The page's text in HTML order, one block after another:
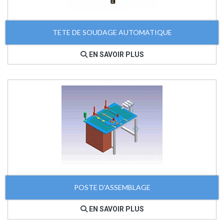
TETE DE SOUDAGE AUTOMATIQUE
EN SAVOIR PLUS
POSTE D'ASSEMBLAGE
EN SAVOIR PLUS